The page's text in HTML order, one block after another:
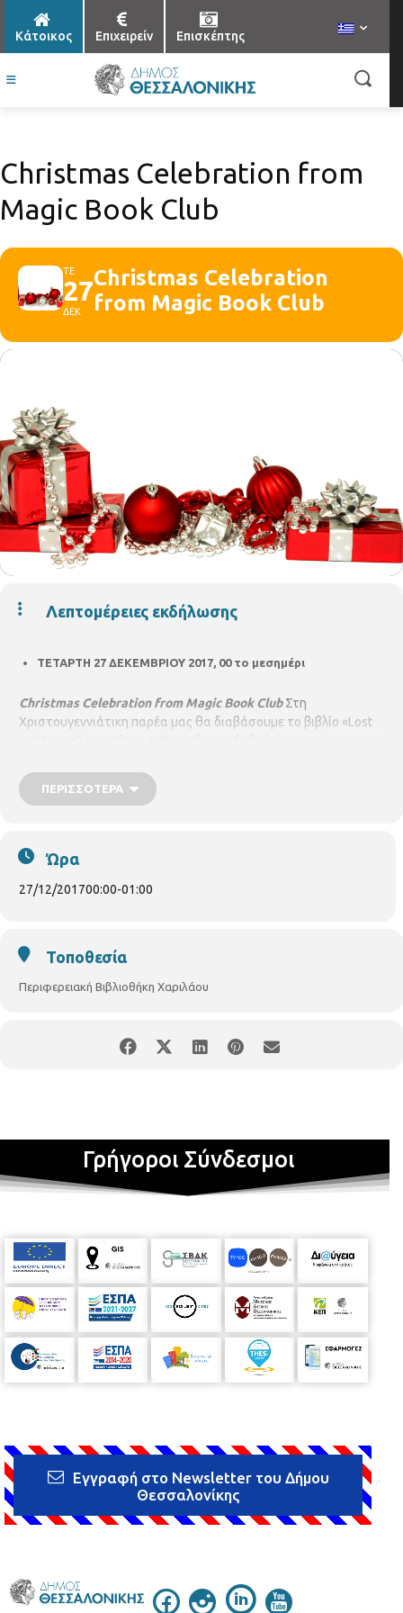
Κάτοικος Επιχειρείν Επισκέπτης
Christmas Celebration from
Magic Book Club
ΤΕ
27
ΔΕΚ
Christmas Celebration
from Magic Book Club
Λεπτομέρειες εκδήλωσης
ΤΕΤΑΡΤΗ 27 ΔΕΚΕΜΒΡΙΟΥ 2017, 00 το μεσημέρι
Christmas Celebration from Magic Book ClubΣτη
Χριστουγεννιάτικη παρέα μας θα διαβάσουμε το βιβλίο «Lost
με μοναδική εικονογράφηση όπου κάθε παίκτης γίνεται
αφηγητής.... Με την οικονομολόγο
ΠΕΡΙΣΣΌΤΕΡΑ
Ώρα
27/12/201700:00-01:00
Τοποθεσία
Περιφερειακή Βιβλιοθήκη Χαριλάου
Γρήγοροι Σύνδεσμοι
Εγγραφή στο Newsletter του Δήμου
Θεσσαλονίκης